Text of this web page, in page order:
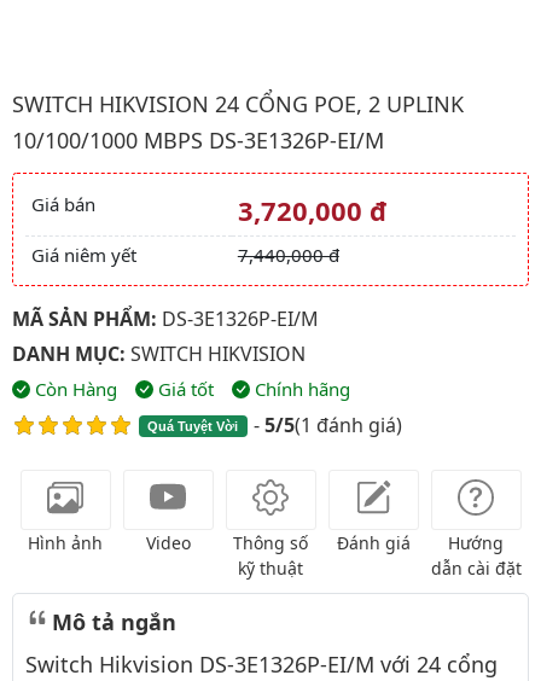
Hình ảnh đại diện của sản phẩm Switch Hikvision 24 cổng
SWITCH HIKVISION 24 CỔNG POE, 2 UPLINK
10/100/1000 MBPS DS-3E1326P-EI/M
Giá và khuyến mãi
Giá bán 3,720,000 đ
Giá niêm yết 7,440,000 đ
MÃ SẢN PHẨM: DS-3E1326P-EI/M
DANH MỤC: SWITCH HIKVISION
Còn Hàng Giá tốt Chính hãng
Quá Tuyệt Vời -5/5(1 đánh giá)
Hình ảnh Video
Thông số
kỹ thuật
Đánh giá
Hướng
dẫn cài đặt
Mô tả ngắn
Switch Hikvision DS-3E1326P-EI/M với 24 cổng